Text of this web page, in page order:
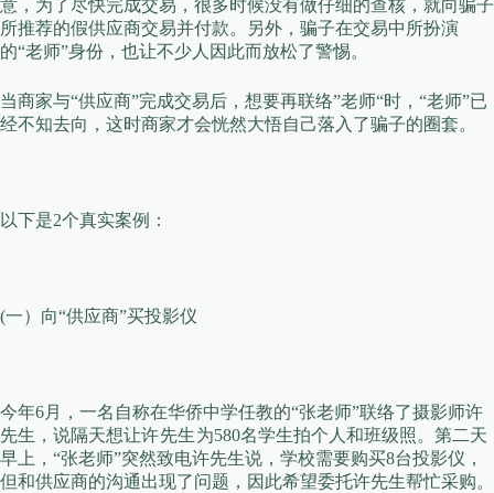
意，为了尽快完成交易，很多时候没有做仔细的查核，就向骗子
所推荐的假供应商交易并付款。另外，骗子在交易中所扮演
的“老师”身份，也让不少人因此而放松了警惕。
当商家与“供应商”完成交易后，想要再联络”老师“时，“老师”已
经不知去向，这时商家才会恍然大悟自己落入了骗子的圈套。
以下是2个真实案例：
(一）向“供应商”买投影仪
今年6月，一名自称在华侨中学任教的“张老师”联络了摄影师许
先生，说隔天想让许先生为580名学生拍个人和班级照。第二天
早上，“张老师”突然致电许先生说，学校需要购买8台投影仪，
但和供应商的沟通出现了问题，因此希望委托许先生帮忙采购。